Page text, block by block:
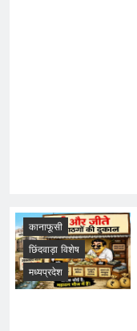
कानाफूसी
छिंदवाड़ा विशेष
मध्यप्रदेश